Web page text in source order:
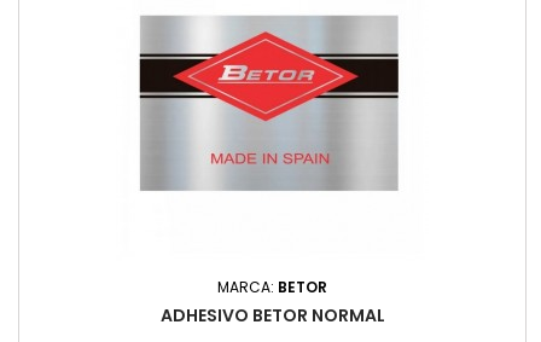
MARCA: BETOR
ADHESIVO BETOR NORMAL